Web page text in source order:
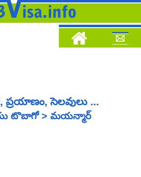
సెలవులు ...
టొబాగో > మయన్మార్